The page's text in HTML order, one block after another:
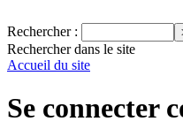
Rechercher :
Rechercher dans le site
Accueil du site
Se connecter